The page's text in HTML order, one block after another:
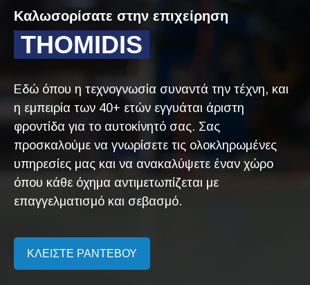
Καλωσορίσατε στην επιχείρηση
THOMIDIS
Εδώ όπου η τεχνογνωσία συναντά την τέχνη, και
η εμπειρία των 40+ ετών εγγυάται άριστη
φροντίδα για το αυτοκίνητό σας. Σας
προσκαλούμε να γνωρίσετε τις ολοκληρωμένες
υπηρεσίες μας και να ανακαλύψετε έναν χώρο
όπου κάθε όχημα αντιμετωπίζεται με
επαγγελματισμό και σεβασμό.
ΚΛΕΙΣΤΕ ΡΑΝΤΕΒΟΥ